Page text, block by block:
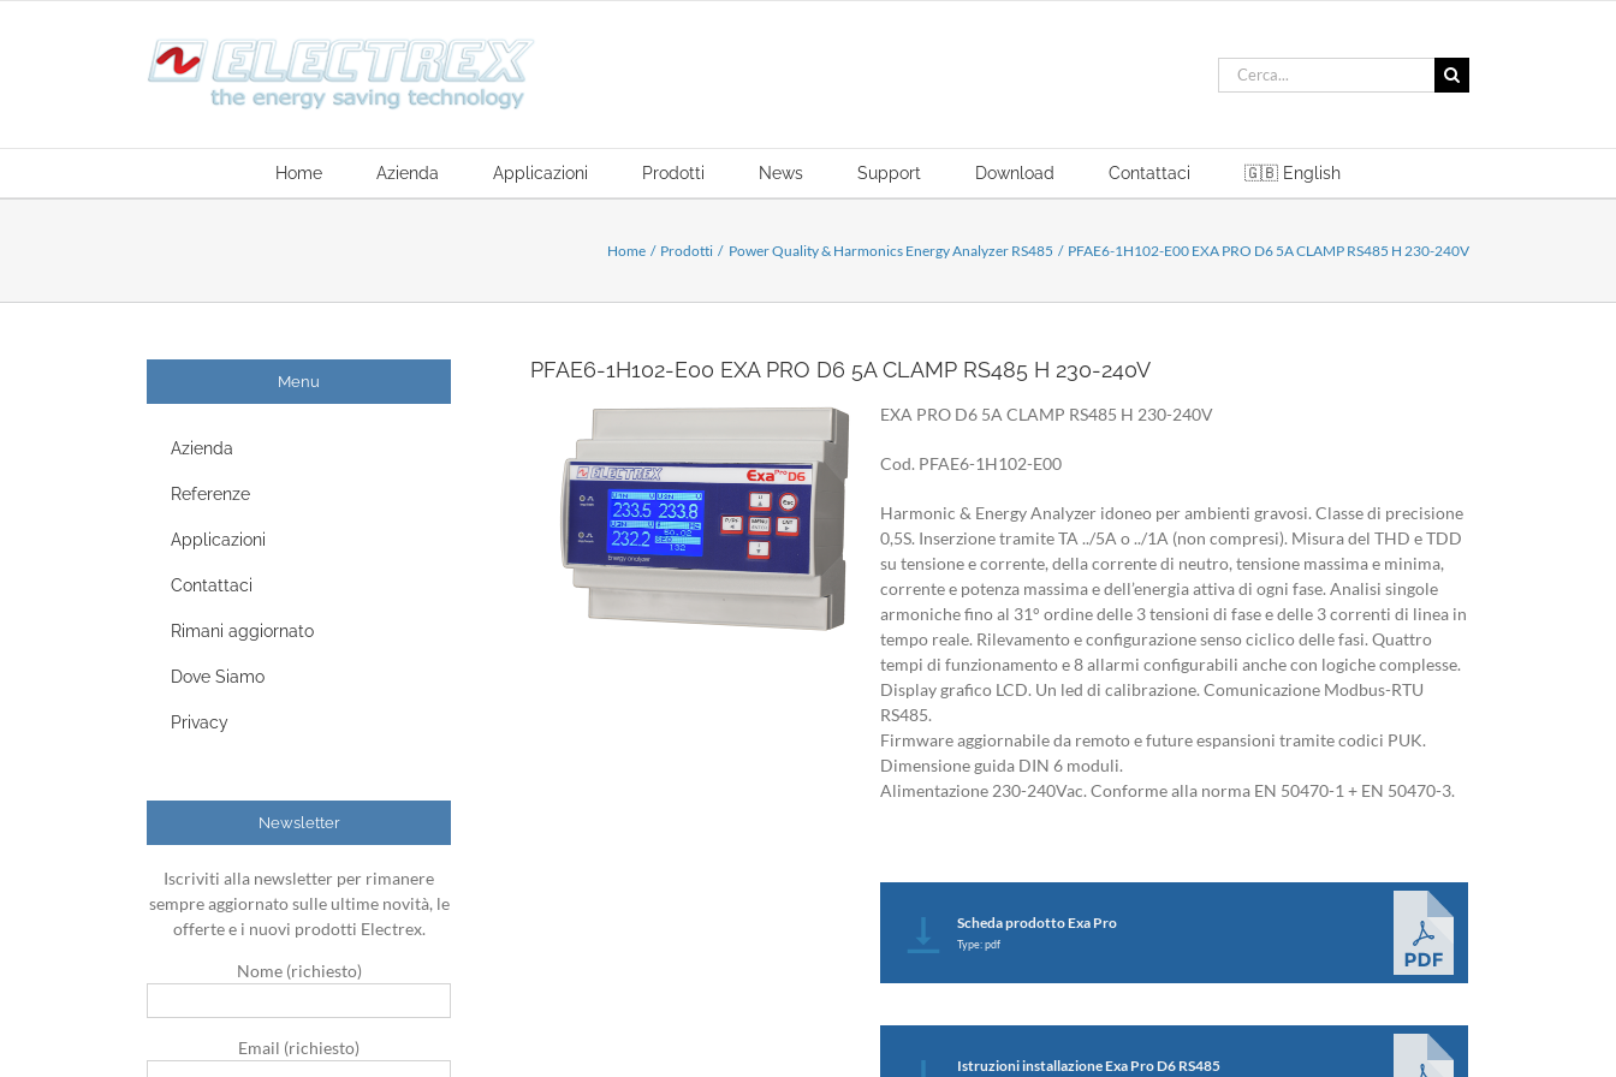
Cerca
per:
Home Azienda Applicazioni Prodotti News Support Download Contattaci 🇬🇧 English
Home Prodotti Power Quality & Harmonics Energy Analyzer RS485 PFAE6-1H102-E00 EXA PRO D6 5A CLAMP RS485 H 230-240V
PFAE6-1H102-E00 EXA PRO D6 5A CLAMP RS485 H 230-240V
EXA PRO D6 5A CLAMP RS485 H 230-240V
Cod. PFAE6-1H102-E00
Harmonic & Energy Analyzer idoneo per ambienti gravosi. Classe di precisione
0,5S. Inserzione tramite TA ../5A o ../1A (non compresi). Misura del THD e TDD
su tensione e corrente, della corrente di neutro, tensione massima e minima,
corrente e potenza massima e dell’energia attiva di ogni fase. Analisi singole
armoniche fino al 31° ordine delle 3 tensioni di fase e delle 3 correnti di linea in
tempo reale. Rilevamento e configurazione senso ciclico delle fasi. Quattro
tempi di funzionamento e 8 allarmi configurabili anche con logiche complesse.
Display grafico LCD. Un led di calibrazione. Comunicazione Modbus-RTU
RS485.
Firmware aggiornabile da remoto e future espansioni tramite codici PUK.
Dimensione guida DIN 6 moduli.
Alimentazione 230-240Vac. Conforme alla norma EN 50470-1 + EN 50470-3.
Scheda prodotto Exa Pro
Type: pdf
Istruzioni installazione Exa Pro D6 RS485
Menu
Azienda
Referenze
Applicazioni
Contattaci
Rimani aggiornato
Dove Siamo
Privacy
Newsletter
Iscriviti alla newsletter per rimanere
sempre aggiornato sulle ultime novità, le
offerte e i nuovi prodotti Electrex.
Nome (richiesto)
Email (richiesto)